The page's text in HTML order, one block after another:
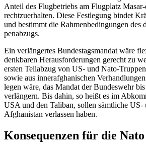
Anteil des Flug­betriebs am Flugplatz
rechtzuerhalten. Diese Fest­legung bindet
und bestimmt die Rahmen­bedingungen des
penabzugs.
Ein verlängertes Bundestagsmandatwäre
denkbaren Heraus­forderungen gerecht zu
ersten Teilabzug von US- und Nato-
sowie aus inner­afghanischen
legen wäre, das Man­dat der Bundes­wehr
ver­längern. Bis dahin, so heißt es im
USA und den Tali­ban, sollen sämtliche US-
Afghanistan verlas­sen haben.
Konsequenzen für die Nato